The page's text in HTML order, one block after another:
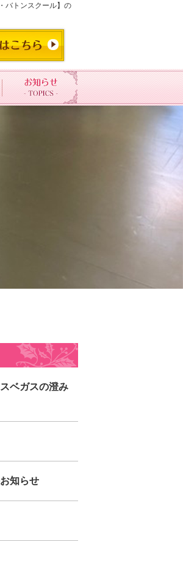
バトンスクール】の
ベガスの澄み
知らせ